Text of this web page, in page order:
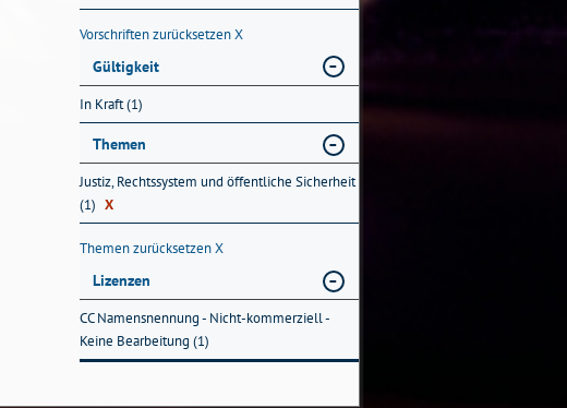
Vorschriften zurücksetzenX
Gültigkeit
In Kraft (1)
Themen
Justiz, Rechtssystem und öffentliche Sicherheit
(1) X
Themen zurücksetzenX
Lizenzen
CC Namensnennung - Nicht-kommerziell -
Keine Bearbeitung (1)